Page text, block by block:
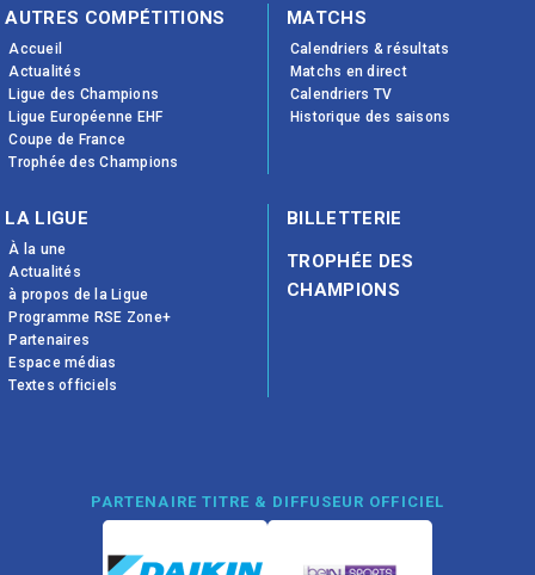
AUTRES COMPÉTITIONS
Accueil
Actualités
Ligue des Champions
Ligue Européenne EHF
Coupe de France
Trophée des Champions
MATCHS
Calendriers & résultats
Matchs en direct
Calendriers TV
Historique des saisons
LA LIGUE
À la une
Actualités
à propos de la Ligue
Programme RSE Zone+
Partenaires
Espace médias
Textes officiels
BILLETTERIE
TROPHÉE DES
CHAMPIONS
PARTENAIRE TITRE & DIFFUSEUR OFFICIEL